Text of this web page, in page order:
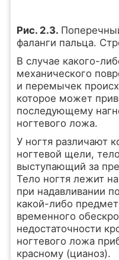
Рис. 2.3.
фаланги пальца.
В случае какого-
механического
и перемычек
которое может
последующему
ногтевого ложа.
У ногтя различают
ногтевой щели,
выступающий за
Тело ногтя лежит
при надавливании
какой-либо
временного
недостаточности
ногтевого ложа
красному (цианоз).